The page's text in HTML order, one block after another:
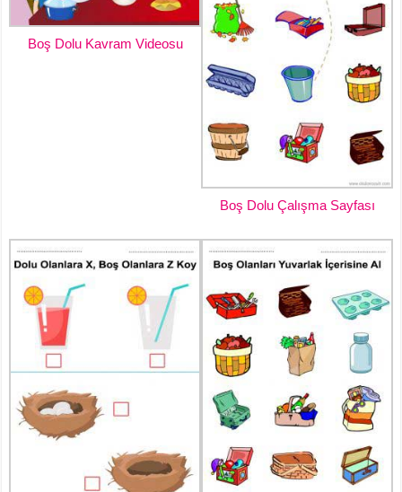
Boş Dolu Kavram Videosu
Boş Dolu Çalışma Sayfası